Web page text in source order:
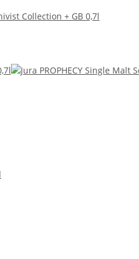
Collection + GB 0,7l